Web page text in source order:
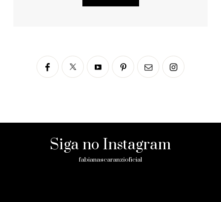
Siga no Instagram
fabianascaranzioficial